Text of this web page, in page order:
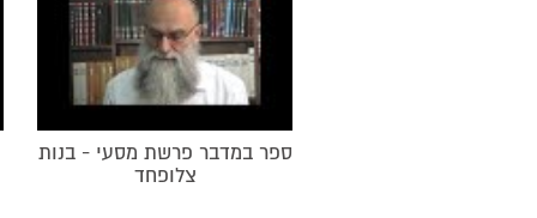
ספר במדבר פרשת מסעי - בנות
צלופחד